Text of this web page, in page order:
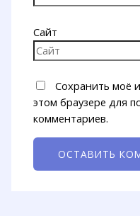
Сайт
Сохранить моё
этом браузере для
комментариев.